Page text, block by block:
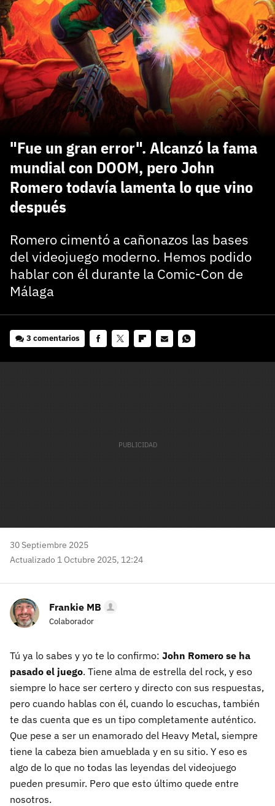
"Fue un gran error". Alcanzó la fama
mundial con DOOM, pero John
Romero todavía lamenta lo que vino
después
Romero cimentó a cañonazos las bases
del videojuego moderno. Hemos podido
hablar con él durante la Comic-Con de
Málaga
3 comentarios
30 Septiembre 2025
Actualizado 1 Octubre 2025, 12:24
Frankie MB
Colaborador
Tú ya lo sabes y yo te lo confirmo: John Romero se ha
pasado el juego. Tiene alma de estrella del rock, y eso
siempre lo hace ser certero y directo con sus respuestas,
pero cuando hablas con él, cuando lo escuchas, también
te das cuenta que es un tipo completamente auténtico.
Que pese a ser un enamorado del Heavy Metal, siempre
tiene la cabeza bien amueblada y en su sitio. Y eso es
algo de lo que no todas las leyendas del videojuego
pueden presumir. Pero que esto último quede entre
nosotros.
¿Todavía no tienes cuenta?
Regístrate gratis
El inicio de sesión con Facebook ya no está
disponible, pero puedes seguir usando tu cuenta
Recupera tu acceso con Facebook
carácter inicial), pero no mayúsculas, espacios, tildes
o caracteres especiales.
He leído y acepto la
politica de privacidad y
de participación
Registrarse en 3DJuegos
Entra con Google
¿Ya tienes cuenta?
Entra en 3DJuegos